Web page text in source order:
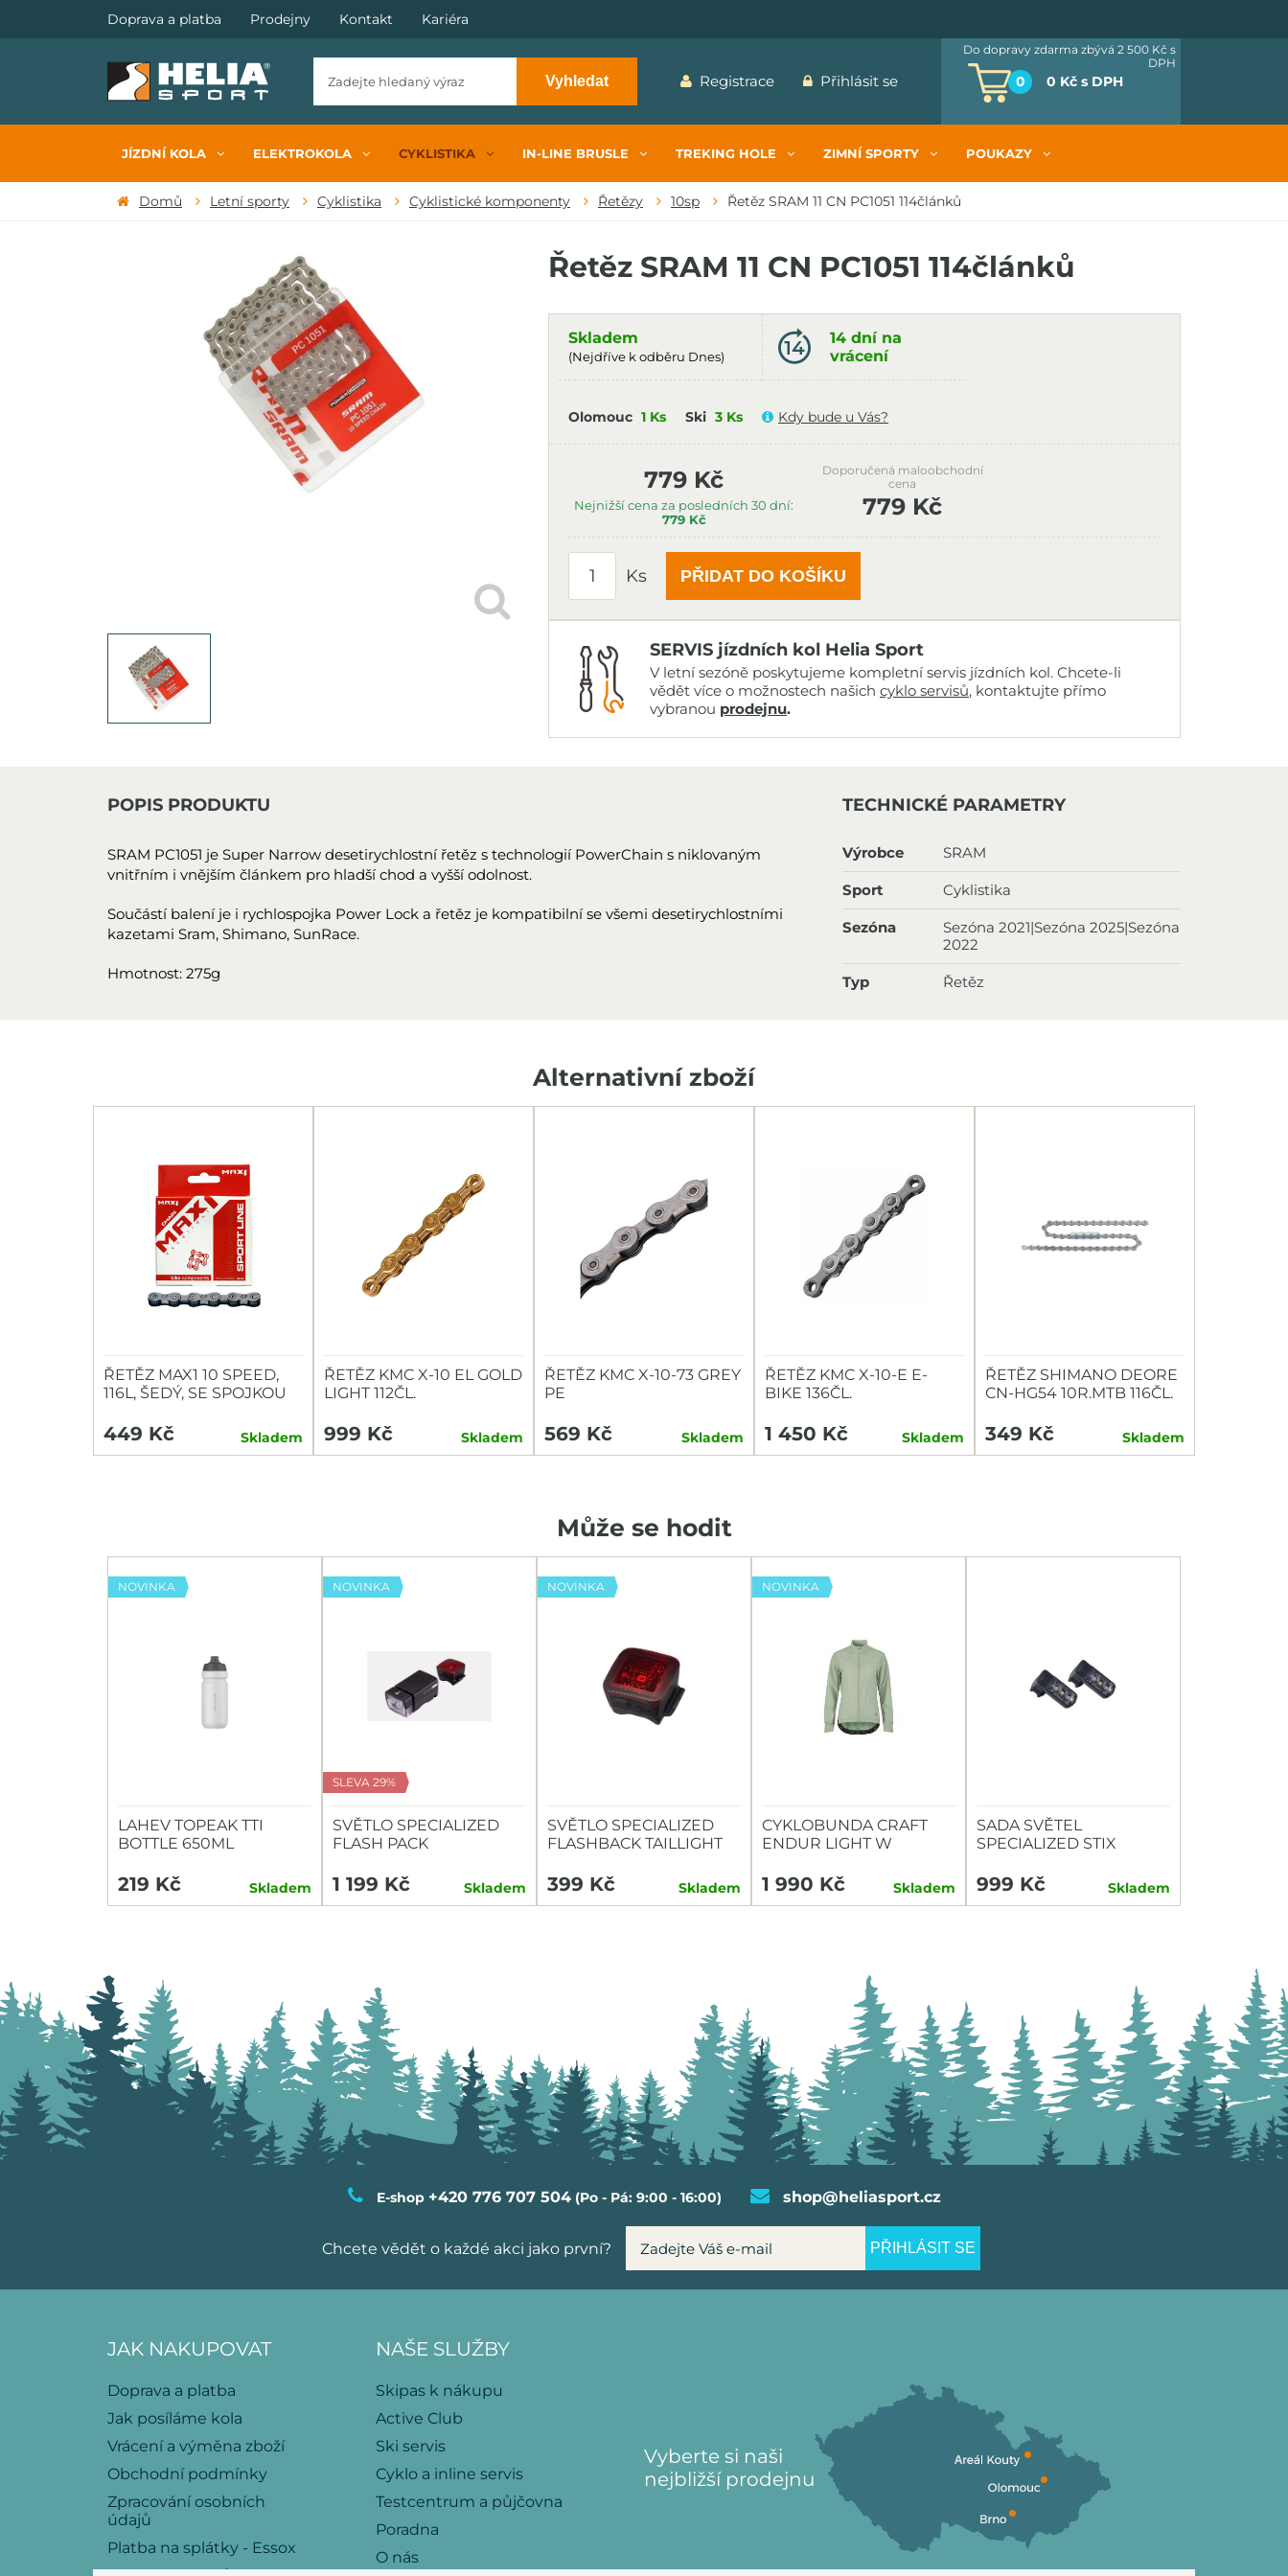
Doprava a platba Prodejny Kontakt Kariéra
Vyhledat Registrace Přihlásit se 0 0 Kč s DPH
Do dopravy zdarma zbývá 2 500 Kč s
DPH
JÍZDNÍ KOLA ELEKTROKOLA CYKLISTIKA IN-LINE BRUSLE TREKING HOLE ZIMNÍ SPORTY POUKAZY
Domů Letní sporty Cyklistika Cyklistické komponenty Řetězy 10sp Řetěz SRAM 11 CN PC1051 114článků
Řetěz SRAM 11 CN PC1051 114článků
Skladem
(Nejdříve k odběru Dnes)
14 dní na
vrácení
Olomouc 1 Ks Ski 3 Ks Kdy bude u Vás?
779 Kč
Nejnižší cena za posledních 30 dní:
779 Kč
Doporučená maloobchodní
cena
779 Kč
Ks PŘIDAT DO KOŠÍKU
SERVIS jízdních kol Helia Sport
V letní sezóně poskytujeme kompletní servis jízdních kol. Chcete-li
vědět více o možnostech našich cyklo servisů, kontaktujte přímo
vybranou prodejnu.
POPIS PRODUKTU
SRAM PC1051 je Super Narrow desetirychlostní řetěz s technologií PowerChain s niklovaným
vnitřním i vnějším článkem pro hladší chod a vyšší odolnost.
Součástí balení je i rychlospojka Power Lock a řetěz je kompatibilní se všemi desetirychlostními
kazetami Sram, Shimano, SunRace.
Hmotnost: 275g
TECHNICKÉ PARAMETRY
Výrobce SRAM
Sport Cyklistika
Sezóna
Sezóna 2021|Sezóna 2025|Sezóna
2022
Typ Řetěz
Alternativní zboží
ŘETĚZ MAX1 10 SPEED,
116L, ŠEDÝ, SE SPOJKOU
449 Kč Skladem
ŘETĚZ KMC X-10 EL GOLD
LIGHT 112ČL.
999 Kč Skladem
ŘETĚZ KMC X-10-73 GREY
PE
569 Kč Skladem
ŘETĚZ KMC X-10-E E-
BIKE 136ČL.
1 450 Kč Skladem
ŘETĚZ SHIMANO DEORE
CN-HG54 10R.MTB 116ČL.
349 Kč Skladem
Může se hodit
NOVINKA
LAHEV TOPEAK TTI
BOTTLE 650ML
219 Kč Skladem
NOVINKA
SLEVA 29%
SVĚTLO SPECIALIZED
FLASH PACK
1 199 Kč Skladem
NOVINKA
SVĚTLO SPECIALIZED
FLASHBACK TAILLIGHT
399 Kč Skladem
NOVINKA
CYKLOBUNDA CRAFT
ENDUR LIGHT W
1 990 Kč Skladem
SADA SVĚTEL
SPECIALIZED STIX
999 Kč Skladem
E-shop +420 776 707 504(Po - Pá: 9:00 - 16:00) shop@heliasport.cz
Chcete vědět o každé akci jako první? PŘIHLÁSIT SE
JAK NAKUPOVAT
Doprava a platba
Jak posíláme kola
Vrácení a výměna zboží
Obchodní podmínky
Zpracování osobních
údajů
Platba na splátky - Essox
NAŠE SLUŽBY
Skipas k nákupu
Active Club
Ski servis
Cyklo a inline servis
Testcentrum a půjčovna
Poradna
O nás
Vyberte si naši
nejbližší prodejnu